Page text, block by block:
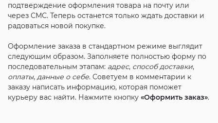
подтверждение оформления товара на почту или
через СМС. Теперь останется только ждать доставки и
радоваться новой покупке.
Оформление заказа в стандартном режиме выглядит
следующим образом. Заполняете полностью форму по
последовательным этапам: адрес, способ доставки,
оплаты, данные о себе. Советуем в комментарии к
заказу написать информацию, которая поможет
курьеру вас найти. Нажмите кнопку «Оформить заказ».